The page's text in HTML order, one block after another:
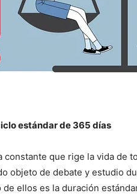
estándar de 365 días
constante que rige la vida de
objeto de debate y estudio
de ellos es la duración